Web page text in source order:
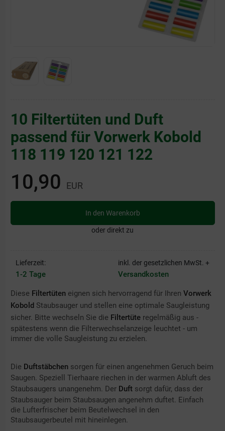
10 Filtertüten und Duft
passend für Vorwerk Kobold
118 119 120 121 122
10,90 EUR
In den Warenkorb
oder direkt zu
Lieferzeit:
1-2 Tage
inkl. der gesetzlichen MwSt. +
Versandkosten
Diese Filtertüteneignen sich hervorragend für Ihren Vorwerk
Kobold Staubsauger und stellen eine optimale Saugleistung
sicher. Bitte wechseln Sie die Filtertüteregelmäßig aus -
spätestens wenn die Filterwechselanzeige leuchtet - um
immer die volle Saugleistung zu erzielen.
Die Duftstäbchensorgen für einen angenehmen Geruch beim
Saugen. Speziell Tierhaare riechen in der warmen Abluft des
Staubsaugers unangenehm. Der Duftsorgt dafür, dass der
Staubsauger beim Staubsaugen angenehm duftet. Einfach
die Lufterfrischer beim Beutelwechsel in den
Staubsaugerbeutel mit hineinlegen.